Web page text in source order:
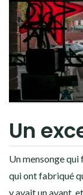
Un
Un mensonge qui
qui ont fabriqué
y avait un avant,